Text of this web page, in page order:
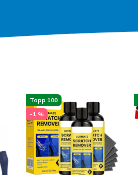
Topp 100
-1 %